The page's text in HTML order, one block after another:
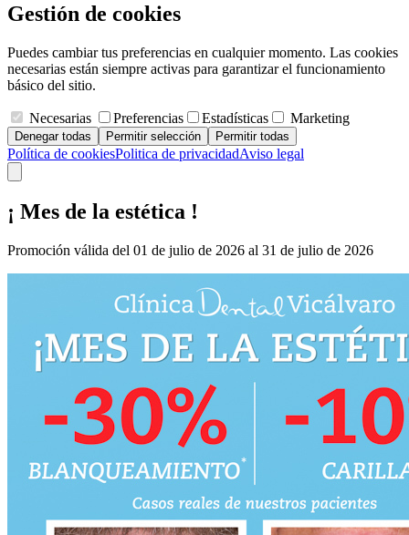
Gestión de cookies
Puedes cambiar tus preferencias en cualquier momento. Las cookies
necesarias están siempre activas para garantizar el funcionamiento
básico del sitio.
Necesarias Preferencias Estadísticas Marketing
Denegar todas Permitir selección Permitir todas
Política de cookiesPolitica de privacidadAviso legal
¡ Mes de la estética !
Promoción válida del 01 de julio de 2026 al 31 de julio de 2026